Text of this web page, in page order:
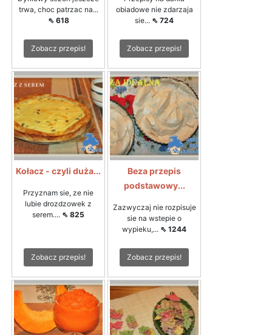
trwa, choc patrzac na...
⇖ 618
Zobacz przepis!
obiadowe nie zdarzaja
sie... ⇖ 724
Zobacz przepis!
Kołacz - czyli duża...
Przyznam sie, ze nie
lubie drozdzowek z
serem.... ⇖ 825
Zobacz przepis!
Beza przepis
podstawowy...
Zazwyczaj nie rozpisuje
sie na wstepie o
wypieku,... ⇖ 1244
Zobacz przepis!